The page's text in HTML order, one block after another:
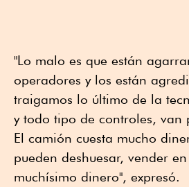
"Lo malo es que están
operadores y los están
traigamos lo último de la
y todo tipo de controles, van
El camión cuesta mucho
pueden deshuesar, vender
muchísimo dinero", expresó.